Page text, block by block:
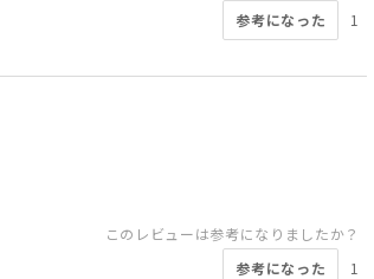
参考になった
1
このレビューは参考になりましたか？
参考になった
1